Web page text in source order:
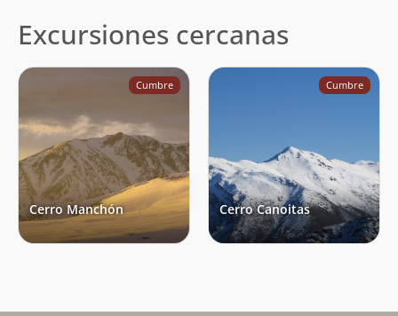
15/11/20 Ignacio Sanhueza
08/11/20 Álvaro Vivanco
08/09/19
José Antonio Mena
Joaquín Prado
Francisco Javier Prado Cánepa
07/07/19
Cristian Cordero Jimenez
14/04/19
Ignacio Sanhueza
Excursiones cercanas
Cumbre
Cerro Manchón
Cumbre
Cerro Canoitas